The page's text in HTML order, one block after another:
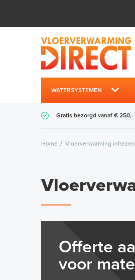
WATERSYSTEMEN
Gratis bezorgd vanaf € 250,-
Home Vloerverwarming infrezen
Offerte
voor